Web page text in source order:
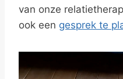
van onze
ook een gesprek te